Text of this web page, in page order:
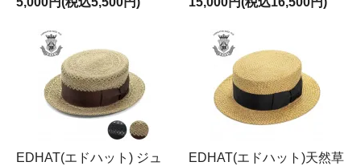
EDHAT(エドハット) ジュ
EDHAT(エドハット)天然草